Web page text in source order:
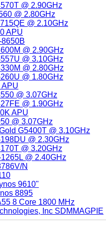
@ 2.90GHz
@ 2.80GHz
@ 2.10GHz
APU
@ 2.90GHz
@ 3.10GHz
@ 2.80GHz
@ 1.80GHz
APU
@ 3.07GHz
@ 1.90GHz
APU
@ 3.07GHz
G5400T @ 3.10GHz
@ 2.30GHz
@ 3.20GHz
@ 2.40GHz
N
9610"
8895
8 Core 1800 MHz
Inc SDMMAGPIE